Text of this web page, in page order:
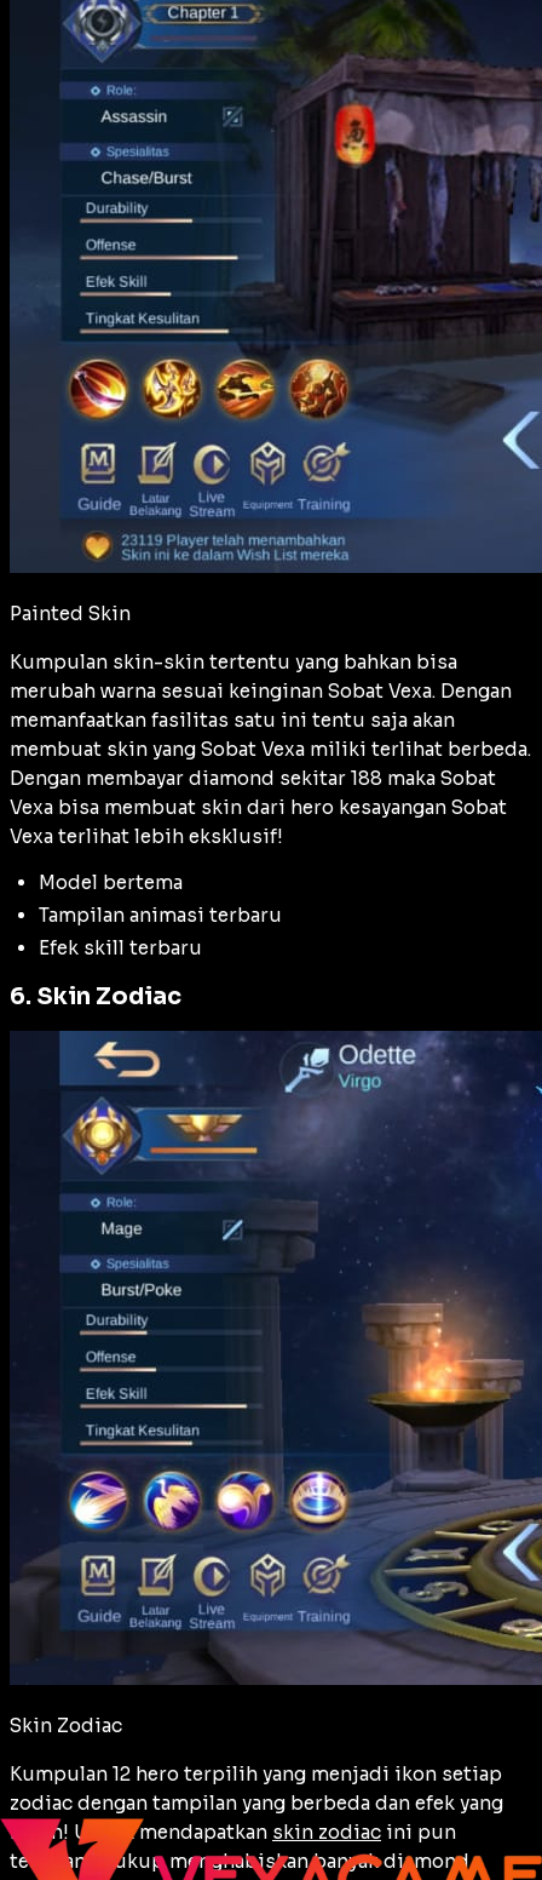
Painted Skin
Kumpulan skin-skin tertentu yang bahkan bisa
merubah warna sesuai keinginan Sobat Vexa. Dengan
memanfaatkan fasilitas satu ini tentu saja akan
membuat skin yang Sobat Vexa miliki terlihat berbeda.
Dengan membayar diamond sekitar 188 maka Sobat
Vexa bisa membuat skin dari hero kesayangan Sobat
Vexa terlihat lebih eksklusif!
Model bertema
Tampilan animasi terbaru
Efek skill terbaru
6. Skin Zodiac
Skin Zodiac
Kumpulan 12 hero terpilih yang menjadi ikon setiap
zodiac dengan tampilan yang berbeda dan efek yang
keren! Untuk mendapatkan skin zodiac ini pun
terbilang cukup menghabiskan banyak diamond